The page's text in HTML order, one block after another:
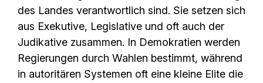
des Landes verantwortlich sind. Sie setzen sich
aus Exekutive, Legislative und oft auch der
Judikative zusammen. In Demokratien werden
Regierungen durch Wahlen bestimmt, während
in autoritären Systemen oft eine kleine Elite die